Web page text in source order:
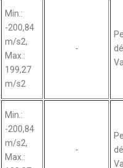
Min.:
-200,84
m/s2,
Max.:
199,27
m/s2
-
Min.:
-200,84
m/s2,
Max.:
-